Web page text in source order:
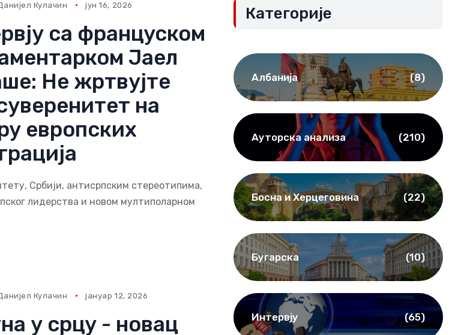
Кулачин јун 16, 2026
са француском
Јаел
Не жртвујте
на
европских
Србији, антисрпским стереотипима,
лидерства и новом мултиполарном
Кулачин јануар 12, 2026
у срцу - новац
Категорије
Албанија (8)
Ауторска анализа (210)
Босна и Херцеговина (22)
Бугарска (10)
Интервју (65)